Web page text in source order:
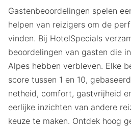
Gastenbeoordelingen spelen
helpen van reizigers om de
vinden. Bij HotelSpecials
beoordelingen van gasten die
Alpes hebben verbleven. Elke
score tussen 1 en 10,
netheid, comfort, gastvrijheid
eerlijke inzichten van andere
keuze te maken. Ontdek hoog